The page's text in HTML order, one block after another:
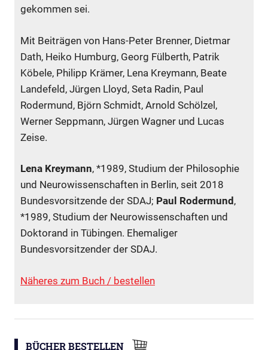
gekommen sei.
Mit Beiträgen von Hans-Peter Brenner, Dietmar
Dath, Heiko Humburg, Georg Fülberth, Patrik
Köbele, Philipp Krämer, Lena Kreymann, Beate
Landefeld, Jürgen Lloyd, Seta Radin, Paul
Rodermund, Björn Schmidt, Arnold Schölzel,
Werner Seppmann, Jürgen Wagner und Lucas
Zeise.
Lena Kreymann, *1989, Studium der Philosophie
und Neurowissenschaften in Berlin, seit 2018
Bundesvorsitzende der SDAJ; Paul Rodermund ,
*1989, Studium der Neurowissenschaften und
Doktorand in Tübingen. Ehemaliger
Bundesvorsitzender der SDAJ.
Näheres zum Buch / bestellen
BÜCHER BESTELLEN